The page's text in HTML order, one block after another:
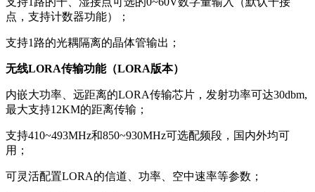
点，支持计数器功能）；
支持1路的光耦隔离的晶体管输出；
无线LORA传输功能（LORA版本）
内嵌大功率、远距离的LORA传输芯片，发射功率可达30dbm,
最大支持12KM的距离传输；
支持410~493MHz和850~930MHz可选配频段，国内外均可
用；
可灵活配置LORA的信道、功率、空中速率等参数；